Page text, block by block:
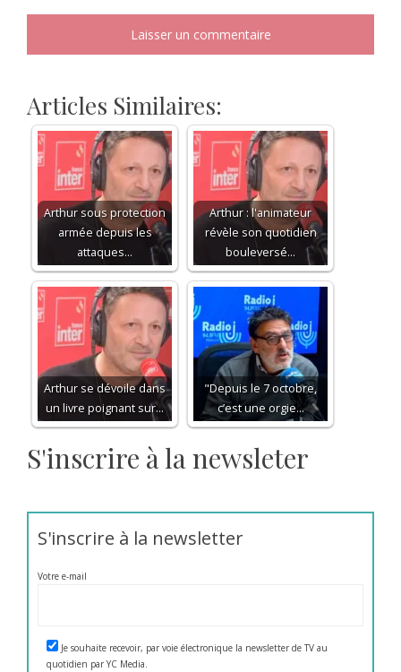
Articles Similaires:
Arthur sous protection
armée depuis les
attaques…
Arthur : l'animateur
révèle son quotidien
bouleversé…
Arthur se dévoile dans
un livre poignant sur…
"Depuis le 7 octobre,
c’est une orgie…
S'inscrire à la newsleter
S'inscrire à la newsletter
Votre e-mail
Je souhaite recevoir, par voie électronique la newsletter de TV au
quotidien par YC Media.